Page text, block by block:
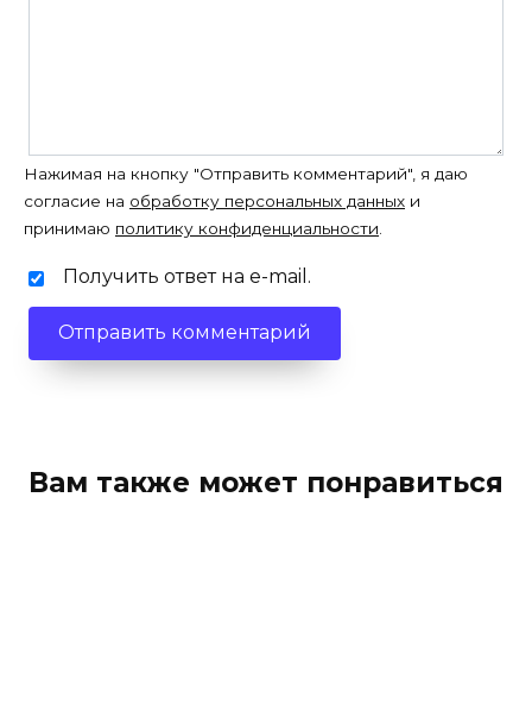
Нажимая на кнопку "Отправить комментарий", я даю
согласие на обработку персональных данных и
принимаю политику конфиденциальности
Получить ответ на e-mail.
Вам также может понравиться